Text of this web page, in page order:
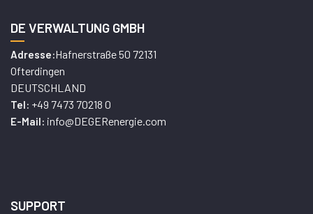
DE VERWALTUNG GMBH
Adresse:Hafnerstraße 50 72131
Ofterdingen
DEUTSCHLAND
Tel: +49 7473 70218 0
E-Mail: info@DEGERenergie.com
SUPPORT